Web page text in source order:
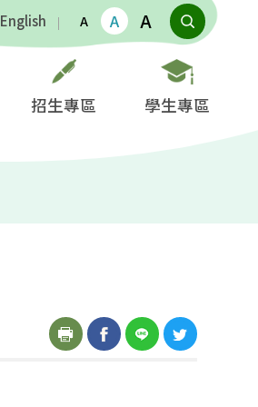
English A A A
招生專區 學生專區